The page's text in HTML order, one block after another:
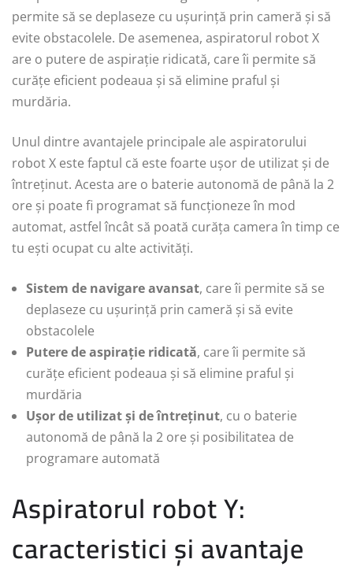
permite să se deplaseze cu ușurință prin cameră și să
evite obstacolele. De asemenea, aspiratorul robot X
are o putere de aspirație ridicată, care îi permite să
curățe eficient podeaua și să elimine praful și
murdăria.
Unul dintre avantajele principale ale aspiratorului
robot X este faptul că este foarte ușor de utilizat și de
întreținut. Acesta are o baterie autonomă de până la 2
ore și poate fi programat să funcționeze în mod
automat, astfel încât să poată curăța camera în timp ce
tu eşti ocupat cu alte activități.
Sistem de navigare avansat, care îi permite să se
deplaseze cu ușurință prin cameră și să evite
obstacolele
Putere de aspirație ridicată, care îi permite să
curățe eficient podeaua și să elimine praful și
murdăria
Ușor de utilizat și de întreținut, cu o baterie
autonomă de până la 2 ore și posibilitatea de
programare automată
Aspiratorul robot Y:
caracteristici și avantaje